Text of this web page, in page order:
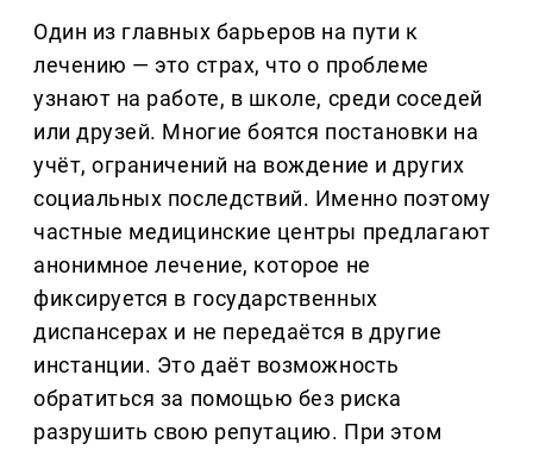
Один из главных барьеров на пути к
лечению — это страх, что о проблеме
узнают на работе, в школе, среди соседей
или друзей. Многие боятся постановки на
учёт, ограничений на вождение и других
социальных последствий. Именно поэтому
частные медицинские центры предлагают
анонимное лечение, которое не
фиксируется в государственных
диспансерах и не передаётся в другие
инстанции. Это даёт возможность
обратиться за помощью без риска
разрушить свою репутацию. При этом